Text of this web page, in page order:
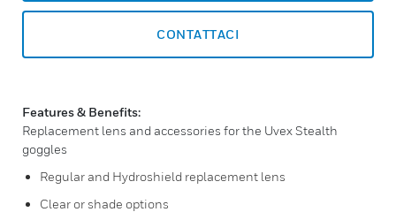
CONTATTACI
Features & Benefits:
Replacement lens and accessories for the Uvex Stealth
goggles
Regular and Hydroshield replacement lens
Clear or shade options